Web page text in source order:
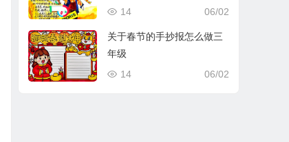
06/02
14
关于春节的手抄报怎么做三
年级
06/02
14